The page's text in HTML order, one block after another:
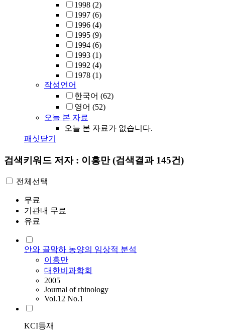
1998 (2)
1997 (6)
1996 (4)
1995 (9)
1994 (6)
1993 (1)
1992 (4)
1978 (1)
작성언어
한국어 (62)
영어 (52)
오늘 본 자료
오늘 본 자료가 없습니다.
패싯닫기
검색키워드 저자 : 이흥만(검색결과 145건)
전체선택
무료
기관내 무료
유료
안와 골막하 농양의 임상적 분석
이흥만
대한비과학회
2005
Journal of rhinology
Vol.12 No.1
KCI등재